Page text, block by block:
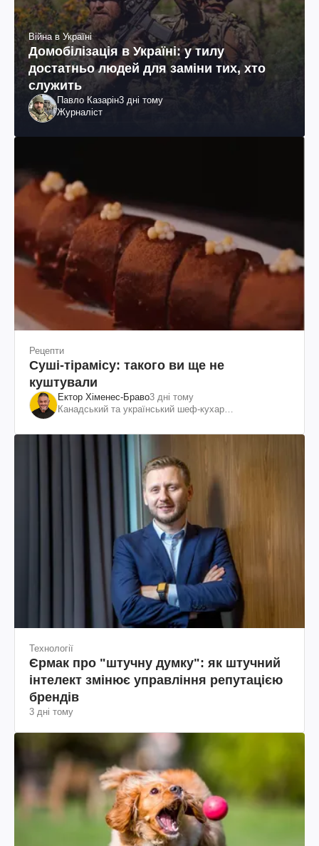
Війна в Україні
Домобілізація в Україні: у тилу
достатньо людей для заміни тих, хто
служить
Павло Казарін3 дні тому
Журналіст
Рецепти
Суші-тірамісу: такого ви ще не
куштували
Ектор Хіменес-Браво3 дні тому
Канадський та український шеф-кухар
Технології
Єрмак про "штучну думку": як штучний
інтелект змінює управління репутацією
брендів
3 дні тому